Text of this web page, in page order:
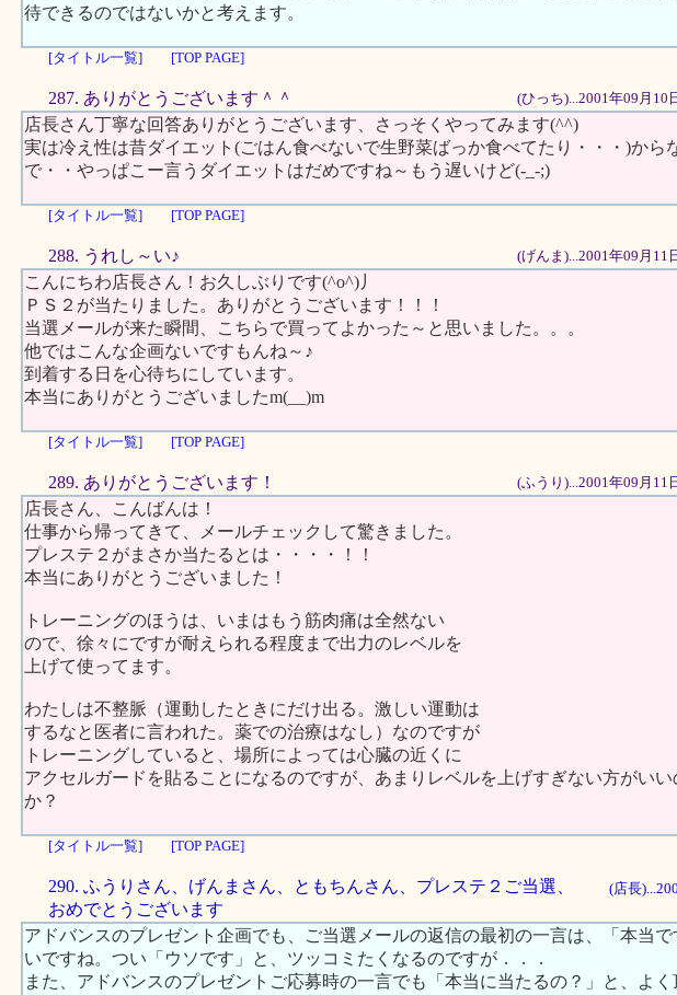
待できるのではないかと考えます。
[タイトル一覧] [TOP PAGE]
287. ありがとうございます＾＾ (ひっち)...2001年09月10
店長さん丁寧な回答ありがとうございます、さっそくやってみます(^^)
実は冷え性は昔ダイエット(ごはん食べないで生野菜ばっか食べてたり・・・)から
で・・やっぱこー言うダイエットはだめですね～もう遅いけど(-_-;)
[タイトル一覧] [TOP PAGE]
288. うれし～い♪ (げんま)...2001年09月11
こんにちわ店長さん！お久しぶりです(^o^)丿
ＰＳ２が当たりました。ありがとうございます！！！
当選メールが来た瞬間、こちらで買ってよかった～と思いました。。。
他ではこんな企画ないですもんね～♪
到着する日を心待ちにしています。
本当にありがとうございましたm(__)m
[タイトル一覧] [TOP PAGE]
289. ありがとうございます！ (ふうり)...2001年09月11
店長さん、こんばんは！
仕事から帰ってきて、メールチェックして驚きました。
プレステ２がまさか当たるとは・・・・！！
本当にありがとうございました！
トレーニングのほうは、いまはもう筋肉痛は全然ない
ので、徐々にですが耐えられる程度まで出力のレベルを
上げて使ってます。
わたしは不整脈（運動したときにだけ出る。激しい運動は
するなと医者に言われた。薬での治療はなし）なのですが
トレーニングしていると、場所によっては心臓の近くに
アクセルガードを貼ることになるのですが、あまりレベルを上げすぎない方がいい
か？
[タイトル一覧] [TOP PAGE]
290. ふうりさん、げんまさん、ともちんさん、プレステ２ご当選、
おめでとうございます
(店長
アドバンスのプレゼント企画でも、ご当選メールの返信の最初の一言は、「本当
いですね。つい「ウソです」と、ツッコミたくなるのですが．．．
また、アドバンスのプレゼントご応募時の一言でも「本当に当たるの？」と、よく